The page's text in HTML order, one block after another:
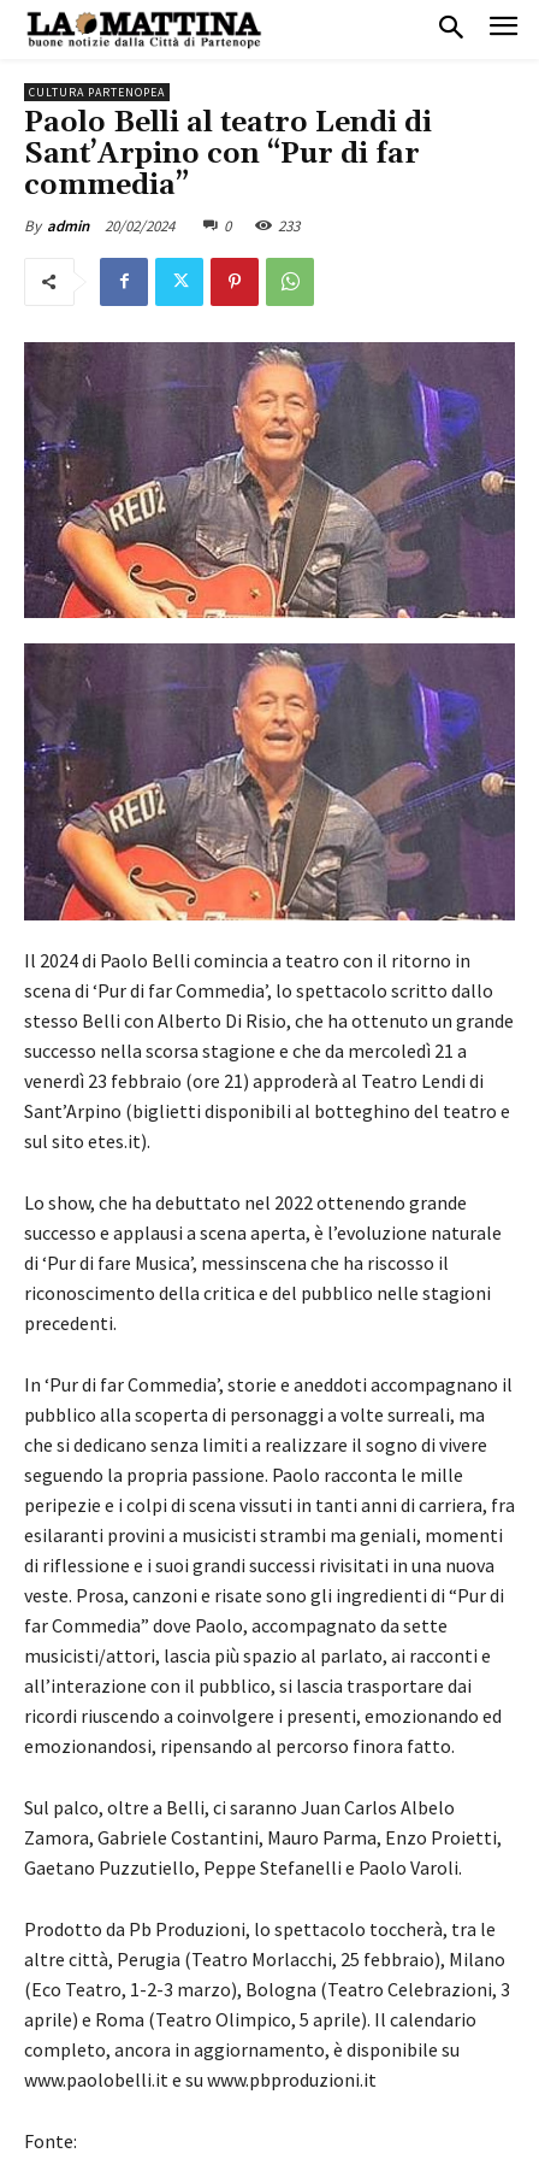
CULTURA PARTENOPEA
Paolo Belli al teatro Lendi di
Sant’Arpino con “Pur di far
commedia”
By admin 20/02/2024 0 233
Il 2024 di Paolo Belli comincia a teatro con il ritorno in
scena di ‘Pur di far Commedia’, lo spettacolo scritto dallo
stesso Belli con Alberto Di Risio, che ha ottenuto un grande
successo nella scorsa stagione e che da mercoledì 21 a
venerdì 23 febbraio (ore 21) approderà al Teatro Lendi di
Sant’Arpino (biglietti disponibili al botteghino del teatro e
sul sito etes.it).
Lo show, che ha debuttato nel 2022 ottenendo grande
successo e applausi a scena aperta, è l’evoluzione naturale
di ‘Pur di fare Musica’, messinscena che ha riscosso il
riconoscimento della critica e del pubblico nelle stagioni
precedenti.
In ‘Pur di far Commedia’, storie e aneddoti accompagnano il
pubblico alla scoperta di personaggi a volte surreali, ma
che si dedicano senza limiti a realizzare il sogno di vivere
seguendo la propria passione. Paolo racconta le mille
peripezie e i colpi di scena vissuti in tanti anni di carriera, fra
esilaranti provini a musicisti strambi ma geniali, momenti
di riflessione e i suoi grandi successi rivisitati in una nuova
veste. Prosa, canzoni e risate sono gli ingredienti di “Pur di
far Commedia” dove Paolo, accompagnato da sette
musicisti/attori, lascia più spazio al parlato, ai racconti e
all’interazione con il pubblico, si lascia trasportare dai
ricordi riuscendo a coinvolgere i presenti, emozionando ed
emozionandosi, ripensando al percorso finora fatto.
Sul palco, oltre a Belli, ci saranno Juan Carlos Albelo
Zamora, Gabriele Costantini, Mauro Parma, Enzo Proietti,
Gaetano Puzzutiello, Peppe Stefanelli e Paolo Varoli.
Prodotto da Pb Produzioni, lo spettacolo toccherà, tra le
altre città, Perugia (Teatro Morlacchi, 25 febbraio), Milano
(Eco Teatro, 1-2-3 marzo), Bologna (Teatro Celebrazioni, 3
aprile) e Roma (Teatro Olimpico, 5 aprile). Il calendario
completo, ancora in aggiornamento, è disponibile su
www.paolobelli.it e su www.pbproduzioni.it
Fonte: